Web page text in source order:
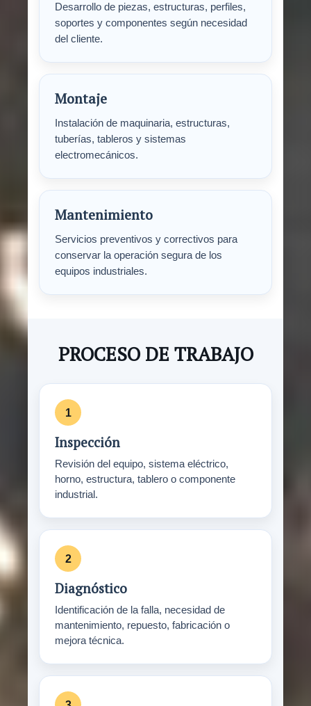
Desarrollo de piezas, estructuras, perfiles,
soportes y componentes según necesidad
del cliente.
Montaje
Instalación de maquinaria, estructuras,
tuberías, tableros y sistemas
electromecánicos.
Mantenimiento
Servicios preventivos y correctivos para
conservar la operación segura de los
equipos industriales.
PROCESO DE TRABAJO
Inspección
Revisión del equipo, sistema eléctrico,
horno, estructura, tablero o componente
industrial.
Diagnóstico
Identificación de la falla, necesidad de
mantenimiento, repuesto, fabricación o
mejora técnica.